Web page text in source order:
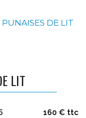
DE LIT
LIT
160 € ttc